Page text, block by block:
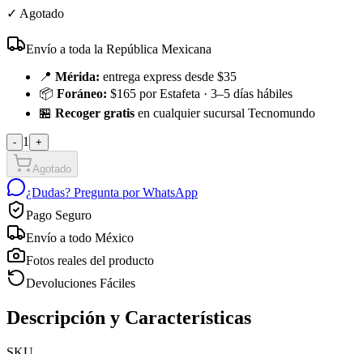
✓ Agotado
Envío a toda la República Mexicana
📍 Mérida: entrega express desde $35
📦 Foráneo: $165 por Estafeta · 3–5 días hábiles
🏪 Recoger gratis en cualquier sucursal Tecnomundo
- 1 +
Agotado
¿Dudas? Pregunta por WhatsApp
Pago Seguro
Envío a todo México
Fotos reales del producto
Devoluciones Fáciles
Descripción y Características